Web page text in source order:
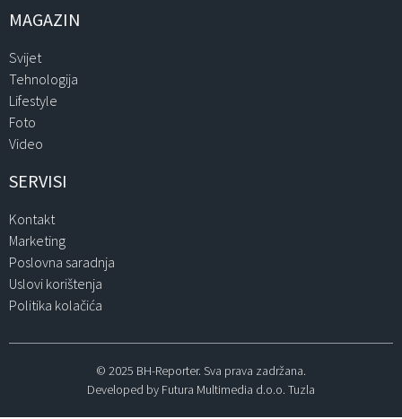
MAGAZIN
Svijet
Tehnologija
Lifestyle
Foto
Video
SERVISI
Kontakt
Marketing
Poslovna saradnja
Uslovi korištenja
Politika kolačića
© 2025 BH-Reporter. Sva prava zadržana.
Developed by Futura Multimedia d.o.o. Tuzla